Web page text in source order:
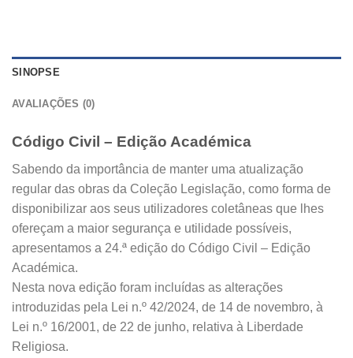
SINOPSE
AVALIAÇÕES (0)
Código Civil – Edição Académica
Sabendo da importância de manter uma atualização
regular das obras da Coleção Legislação, como forma de
disponibilizar aos seus utilizadores coletâneas que lhes
ofereçam a maior segurança e utilidade possíveis,
apresentamos a 24.ª edição do Código Civil – Edição
Académica.
Nesta nova edição foram incluídas as alterações
introduzidas pela Lei n.º 42/2024, de 14 de novembro, à
Lei n.º 16/2001, de 22 de junho, relativa à Liberdade
Religiosa.